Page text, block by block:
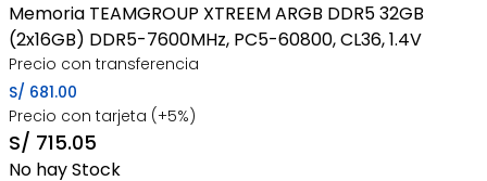
Memoria TEAMGROUP XTREEM ARGB DDR5 32GB
(2x16GB) DDR5-7600MHz, PC5-60800, CL36, 1.4V
Precio con transferencia
S/ 681.00
Precio con tarjeta (+5%)
S/ 715.05
No hay Stock